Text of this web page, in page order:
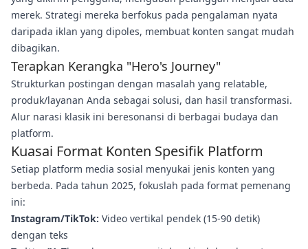
merek. Strategi mereka berfokus pada pengalaman nyata
daripada iklan yang dipoles, membuat konten sangat mudah
dibagikan.
Terapkan Kerangka "Hero's Journey"
Strukturkan postingan dengan masalah yang relatable,
produk/layanan Anda sebagai solusi, dan hasil transformasi.
Alur narasi klasik ini beresonansi di berbagai budaya dan
platform.
Kuasai Format Konten Spesifik Platform
Setiap platform media sosial menyukai jenis konten yang
berbeda. Pada tahun 2025, fokuslah pada format pemenang
ini:
Instagram/TikTok: Video vertikal pendek (15-90 detik)
dengan teks